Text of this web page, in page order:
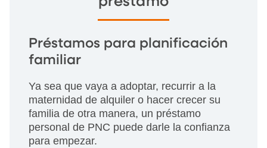
Préstamos para planificación
familiar
Ya sea que vaya a adoptar, recurrir a la
maternidad de alquiler o hacer crecer su
familia de otra manera, un préstamo
personal de PNC puede darle la confianza
para empezar.